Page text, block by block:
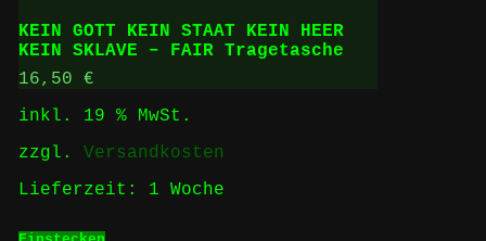
KEIN GOTT KEIN STAAT KEIN HEER
KEIN SKLAVE – FAIR Tragetasche
16,50 €
inkl. 19 % MwSt.
zzgl. Versandkosten
Lieferzeit: 1 Woche